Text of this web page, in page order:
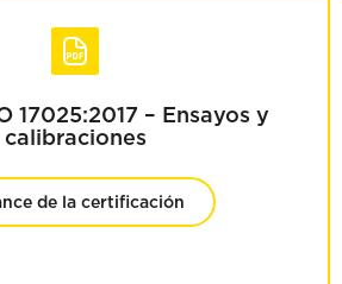
17025:2017 – Ensayos y
calibraciones
de la certificación